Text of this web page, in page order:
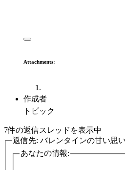
Attachments:
作成者
トピック
7件の返信スレッドを表示中
返信先: バレンタインの甘い思
あなたの情報: